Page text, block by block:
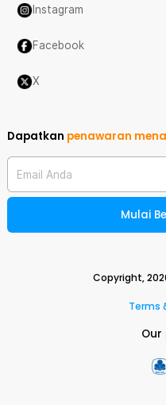
Instagram
Facebook
X
Dapatkan penawaran
Email Anda
Mulai
Copyright,
Terms